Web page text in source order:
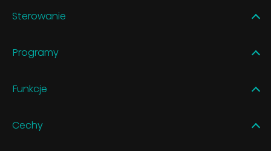
Sterowanie
Programy
Funkcje
Cechy